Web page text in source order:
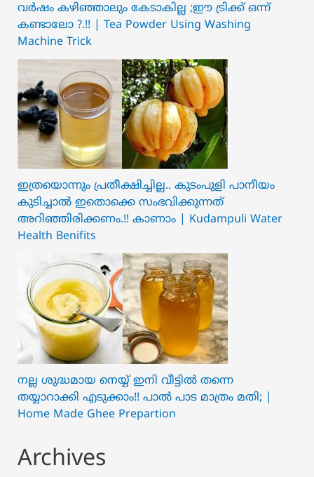
വർഷം കഴിഞ്ഞാലും കേടാകില്ല ;ഈ ട്രിക്ക് ഒന്ന്
കണ്ടാലോ ?.!! | Tea Powder Using Washing
Machine Trick
ഇത്രയൊന്നും പ്രതീക്ഷിച്ചില്ല.. ക‍ു‌ടംപുളി പാനീയം
കുടിച്ചാൽ ഇതൊക്കെ സംഭവിക്കുന്നത്
അറിഞ്ഞിരിക്കണം.!! കാണാം | Kudampuli Water
Health Benifits
നല്ല ശുദ്ധമായ നെയ്യ് ഇനി വീട്ടിൽ തന്നെ
തയ്യാറാക്കി എടുക്കാം!! പാൽ പാട മാത്രം മതി; |
Home Made Ghee Prepartion
Archives